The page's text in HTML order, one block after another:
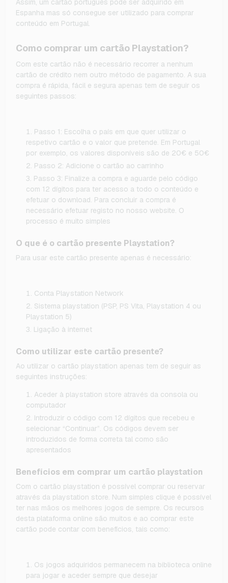
Assim, um cartão português pode ser adquirido em
Espanha mas só consegue ser utilizado para comprar
conteúdo em Portugal.
Como comprar um cartão Playstation?
Com este cartão não é necessário recorrer a nenhum
cartão de crédito nem outro método de pagamento. A sua
compra é rápida, fácil e segura apenas tem de seguir os
seguintes passos:
Passo 1: Escolha o país em que quer utilizar o
respetivo cartão e o valor que pretende. Em Portugal
por exemplo, os valores disponíveis são de 20€ e 50€
Passo 2: Adicione o cartão ao carrinho
Passo 3: Finalize a compra e aguarde pelo código
com 12 dígitos para ter acesso a todo o conteúdo e
efetuar o download. Para concluir a compra é
necessário efetuar registo no nosso website. O
processo é muito simples
O que é o cartão presente Playstation?
Para usar este cartão presente apenas é necessário:
Conta Playstation Network
Sistema playstation (PSP, PS Vita, Playstation 4 ou
Playstation 5)
Ligação à internet
Como utilizar este cartão presente?
Ao utilizar o cartão playstation apenas tem de seguir as
seguintes instruções:
Aceder à playstation store através da consola ou
computador
Introduzir o código com 12 dígitos que recebeu e
selecionar “Continuar”. Os códigos devem ser
introduzidos de forma correta tal como são
apresentados
Benefícios em comprar um cartão playstation
Com o cartão playstation é possível comprar ou reservar
através da playstation store. Num simples clique é possível
ter nas mãos os melhores jogos de sempre. Os recursos
desta plataforma online são muitos e ao comprar este
cartão pode contar com benefícios, tais como:
Os jogos adquiridos permanecem na biblioteca online
para jogar e aceder sempre que desejar